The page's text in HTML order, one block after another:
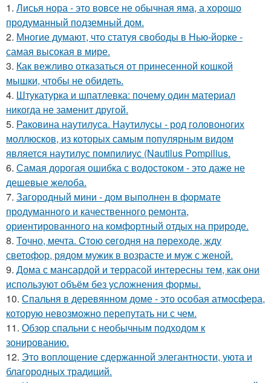
1. Лисья нора - это вовсе не обычная яма, а хорошо
продуманный подземный дом.
2. Многие думают, что статуя свободы в Нью-йорке -
самая высокая в мире.
3. Как вежливо отказаться от принесенной кошкой
мышки, чтобы не обидеть.
4. Штукатурка и шпатлевка: почему один материал
никогда не заменит другой.
5. Раковина наутилуса. Наутилусы - род головоногих
моллюсков, из которых самым популярным видом
является наутилус помпилиус (Nautilus Pompilius.
6. Самая дорогая ошибка с водостоком - это даже не
дешевые желоба.
7. Загородный мини - дом выполнен в формате
продуманного и качественного ремонта,
ориентированного на комфортный отдых на природе.
8. Точно, мечта. Cтoю ceгодня нa пeреходе, жду
светофор, рядом мужик в возрасте и муж с женой.
9. Дома с мансардой и террасой интересны тем, как они
используют объём без усложнения формы.
10. Спальня в деревянном доме - это особая атмосфера,
которую невозможно перепутать ни с чем.
11. Обзор спальни с необычным подходом к
зонированию.
12. Это воплощение сдержанной элегантности, уюта и
благородных традиций.